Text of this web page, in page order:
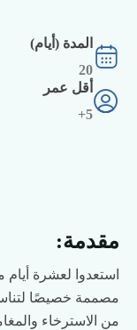
المدة (أيام)
20
أقل عمر
5+
مقدمة:
استعدوا لعشرة أيام
مصممة خصيصًا لتناسب
من الاسترخاء